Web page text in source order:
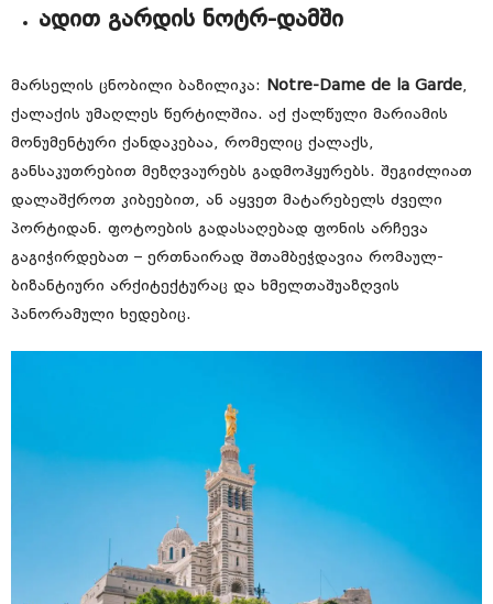
ადით გარდის ნოტრ-დამში
მარსელის ცნობილი ბაზილიკა: Notre-Dame de la Garde
ქალაქის უმაღლეს წერტილშია. აქ ქალწული მარიამის
მონუმენტური ქანდაკებაა, რომელიც ქალაქს,
განსაკუთრებით მეზღვაურებს გადმოჰყურებს. შეგიძლიათ
დალაშქროთ კიბეებით, ან აყვეთ მატარებელს ძველი
პორტიდან. ფოტოების გადასაღებად ფონის არჩევა
გაგიჭირდებათ – ერთნაირად შთამბეჭდავია რომაულ-
ბიზანტიური არქიტექტურაც და ხმელთაშუაზღვის
პანორამული ხედებიც.